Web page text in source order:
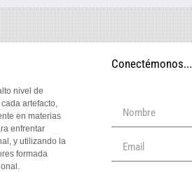
nivel de
artefacto,
en materias
enfrentar
y utilizando la
formada
Conectémonos...